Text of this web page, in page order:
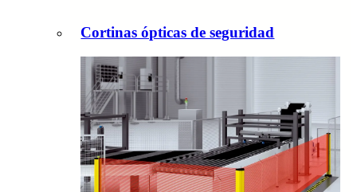
Cortinas ópticas de seguridad